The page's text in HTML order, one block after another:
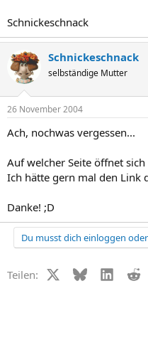
Schnickeschnack
Schnickeschnack
selbständige Mutter
26 November 2004
Ach, nochwas vergessen...
Auf welcher Seite öffnet
Ich hätte gern mal den Link
Danke! ;D
Du musst dich einloggen
Teilen: X (Twitter)
Bluesky